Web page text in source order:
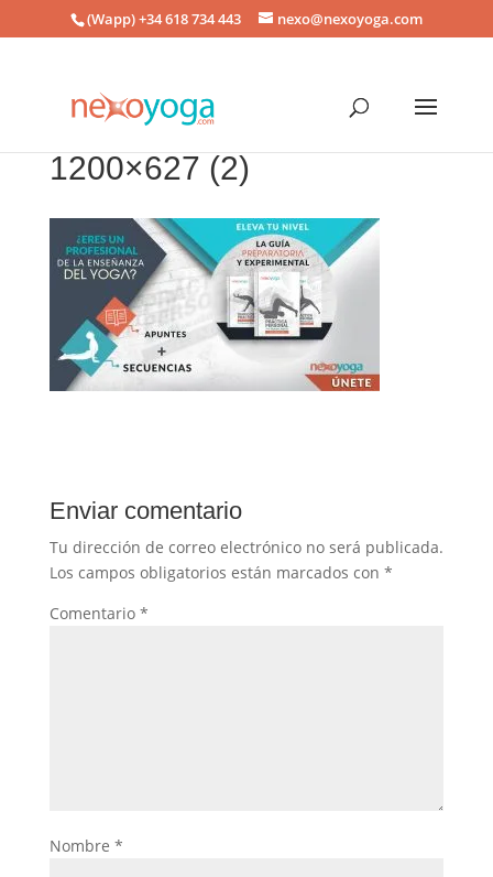
(Wapp) +34 618 734 443 nexo@nexoyoga.com
1200×627 (2)
Enviar comentario
Tu dirección de correo electrónico no será publicada.
Los campos obligatorios están marcados con *
Comentario *
Nombre *